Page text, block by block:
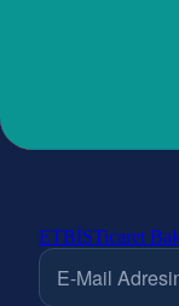
ETBİSTicaret